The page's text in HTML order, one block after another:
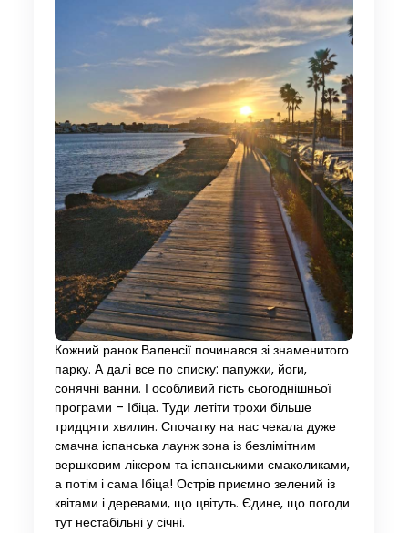
Кожний ранок Валенсії починався зі знаменитого
парку. А далі все по списку: папужки, йоги,
сонячні ванни. І особливий гість сьогоднішньої
програми – Ібіца. Туди летіти трохи більше
тридцяти хвилин. Спочатку на нас чекала дуже
смачна іспанська лаунж зона із безлімітним
вершковим лікером та іспанськими смаколиками,
а потім і сама Ібіца! Острів приємно зелений із
квітами і деревами, що цвітуть. Єдине, що погоди
тут нестабільні у січні.